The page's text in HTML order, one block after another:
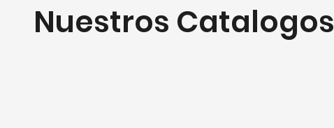
Nuestros Catalogos